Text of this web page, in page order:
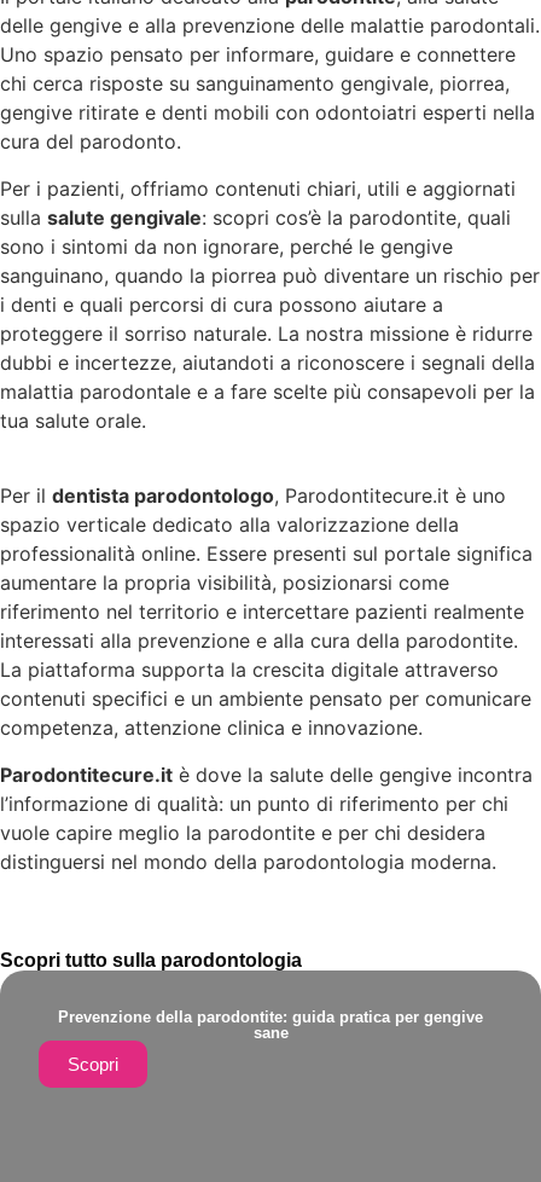
delle gengive e alla prevenzione delle malattie parodontali.
Uno spazio pensato per informare, guidare e connettere
chi cerca risposte su sanguinamento gengivale, piorrea,
gengive ritirate e denti mobili con odontoiatri esperti nella
cura del parodonto.
Per i pazienti, offriamo contenuti chiari, utili e aggiornati
sulla salute gengivale: scopri cos’è la parodontite, quali
sono i sintomi da non ignorare, perché le gengive
sanguinano, quando la piorrea può diventare un rischio per
i denti e quali percorsi di cura possono aiutare a
proteggere il sorriso naturale. La nostra missione è ridurre
dubbi e incertezze, aiutandoti a riconoscere i segnali della
malattia parodontale e a fare scelte più consapevoli per la
tua salute orale.
Per il dentista parodontologo, Parodontitecure.it è uno
spazio verticale dedicato alla valorizzazione della
professionalità online. Essere presenti sul portale significa
aumentare la propria visibilità, posizionarsi come
riferimento nel territorio e intercettare pazienti realmente
interessati alla prevenzione e alla cura della parodontite.
La piattaforma supporta la crescita digitale attraverso
contenuti specifici e un ambiente pensato per comunicare
competenza, attenzione clinica e innovazione.
Parodontitecure.it è dove la salute delle gengive incontra
l’informazione di qualità: un punto di riferimento per chi
vuole capire meglio la parodontite e per chi desidera
distinguersi nel mondo della parodontologia moderna.
Scopri tutto sulla parodontologia
Prevenzione della parodontite: guida pratica per gengive
sane
Scopri